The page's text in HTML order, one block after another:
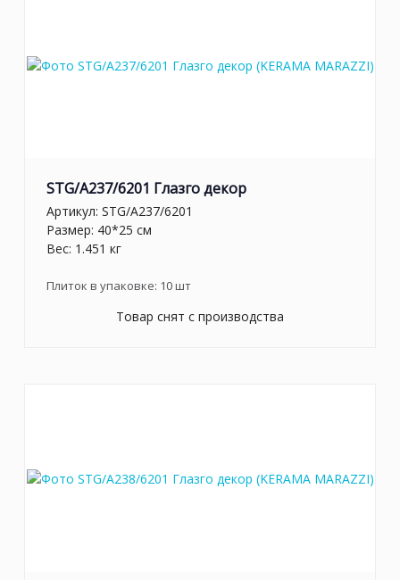
STG/A237/6201 Глазго декор
Артикул: STG/A237/6201
Размер: 40*25 см
Вес: 1.451 кг
Плиток в упаковке: 10шт
Товар снят с производства